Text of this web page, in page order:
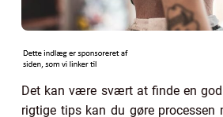
Det kan være svært at finde en
rigtige tips kan du gøre processen